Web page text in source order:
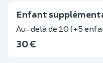
Enfant
Au-delà de 10 (+5
30 €